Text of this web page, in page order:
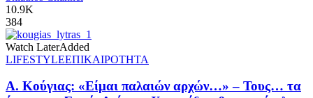
10.9K
384
Watch LaterAdded
LIFESTYLEΕΠΙΚΑΙΡΟΤΗΤΑ
Α. Κούγιας: «Είμαι παλαιών αρχών…» – Τους… τα